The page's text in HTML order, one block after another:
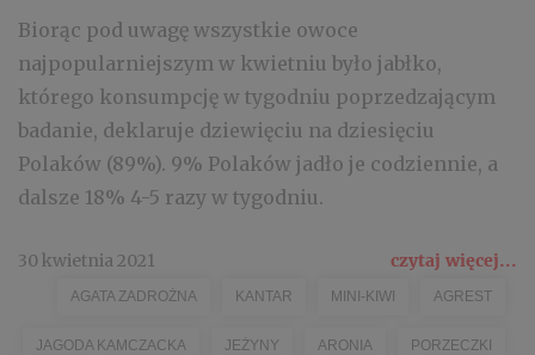
Biorąc pod uwagę wszystkie owoce
najpopularniejszym w kwietniu było jabłko,
którego konsumpcję w tygodniu poprzedzającym
badanie, deklaruje dziewięciu na dziesięciu
Polaków (89%). 9% Polaków jadło je codziennie, a
dalsze 18% 4-5 razy w tygodniu.
30 kwietnia 2021 czytaj więcej...
AGATA ZADROŻNA KANTAR MINI-KIWI AGREST
JAGODA KAMCZACKA JEŻYNY ARONIA PORZECZKI